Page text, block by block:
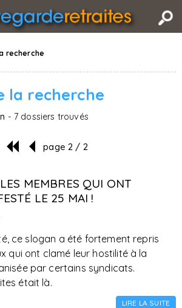
recherche
la recherche
- 7 dossiers trouvés
page 2 / 2
MEMBRES QUI ONT
LE 25 MAI !
ce slogan a été fortement repris
qui ont clamé leur hostilité à la
par certains syndicats.
était là.
LIRE LA SUITE